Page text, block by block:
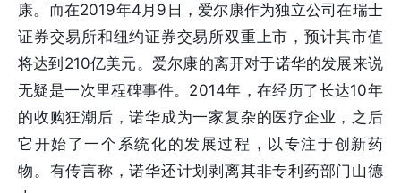
康。而在2019年4月9日，爱尔康作为独立公司在瑞士
证券交易所和纽约证券交易所双重上市，预计其市值
将达到210亿美元。爱尔康的离开对于诺华的发展来说
无疑是一次里程碑事件。2014年，在经历了长达10年
的收购狂潮后，诺华成为一家复杂的医疗企业，之后
它开始了一个系统化的发展过程，以专注于创新药
物。有传言称，诺华还计划剥离其非专利药部门山德